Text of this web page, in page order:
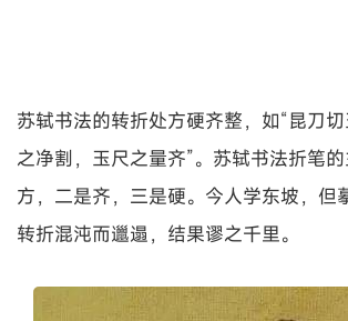
苏轼书法的转折处方硬齐整，如“昆刀切
之净割，玉尺之量齐”。苏轼书法折笔
方，二是齐，三是硬。今人学东坡，但
转折混沌而邋遢，结果谬之千里。